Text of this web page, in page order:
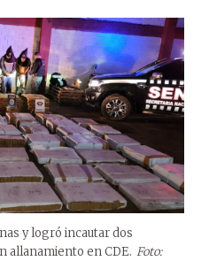
y logró incautar dos
allanamiento en CDE. Foto: